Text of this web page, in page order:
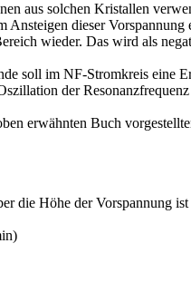
aus solchen Kristallen
dieser
wieder. Das wird als
soll im NF-Stromkreis eine
der
erwähnten Buch
die Höhe der Vorspannung ist